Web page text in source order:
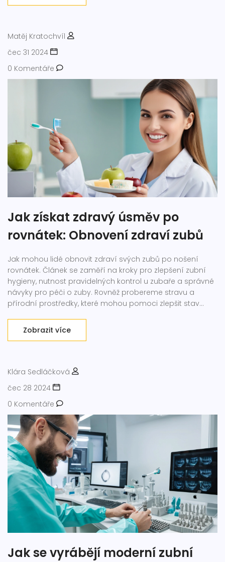
Matěj Kratochvíl
čec 31 2024
0 Komentáře
Jak získat zdravý úsměv po
rovnátek: Obnovení zdraví zubů
Jak mohou lidé obnovit zdraví svých zubů po nošení
rovnátek. Článek se zaměří na kroky pro zlepšení zubní
hygieny, nutnost pravidelných kontrol u zubaře a správné
návyky pro péči o zuby. Rovněž probereme stravu a
přírodní prostředky, které mohou pomoci zlepšit stav
Zobrazit více
Klára Sedláčková
čec 28 2024
0 Komentáře
Jak se vyrábějí moderní zubní